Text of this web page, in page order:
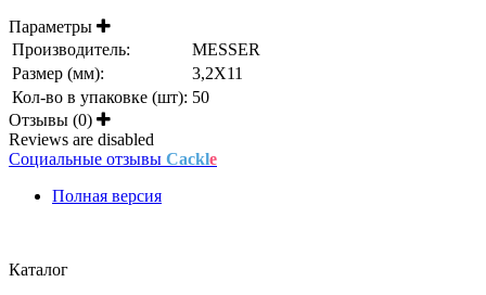
Параметры
Производитель:
MESSER
Размер (мм):
3,2Х11
Кол-во в упаковке (шт): 50
Отзывы (0)
Reviews are disabled
Социальные отзывы Cackle
Полная версия
Каталог